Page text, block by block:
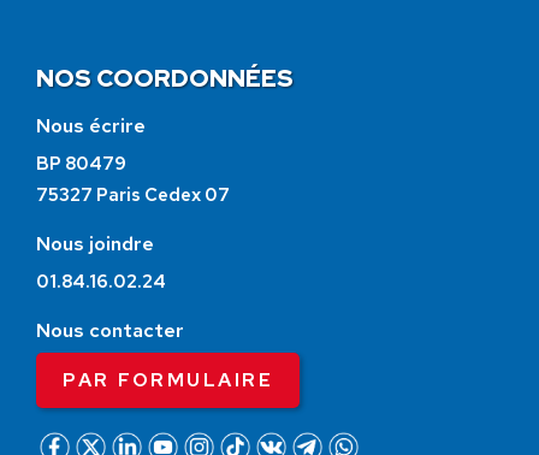
NOS COORDONNÉES
Nous écrire
BP 80479
75327 Paris Cedex 07
Nous joindre
01.84.16.02.24
Nous contacter
PAR FORMULAIRE